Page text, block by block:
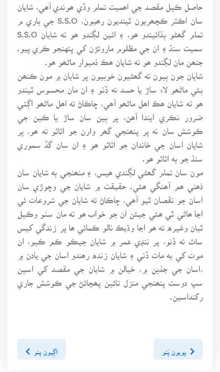
حاصل ڪيل مقصد جي اھميت تمام وڏي ھوندي آھي، شايان
سان اڪثر ڪچھريون ٿينديون رھيون، S.S.O جي باري م
تمام گھڻو ٻڌائيندو ھو، ۽ ائين لڳندو ھو ته شايان S.S.O
سميت سنڌ ۽ ان جي مظلوم ماروئڙن کي پنهنجو ڪري پيو.
جنھن مان لڳندو ھو ته شايان ھڪ ذميوار ماڻھو ھو.
شايان جون ٻيون ته گھڻيون خوبيون پر شايان ۾ مون ڪنھن
ٻئي ماڻھو لاءِ ساڙ يا حسد نه ڏٺو ۽ ان مان محسوس ٿيندو
ھو ته شايان ھڪ اھل ماڻھو آھي، ڇاڪاڻ ته اھل ماڻھو اڳتي
ضرور نڪري ايندا آھن، پر ٻين سان ساڙ يا ڪين جي
ڪوشش سان نه پر پنھنجي گھر وارن جو اثاثو ته ھو، پر
شايان اسان جي خاندان جو اثاثو ھو ۽ ان سان گڏ سموري
سنڌ جو به اثاثو ھو.
مون سان تمام گھڻي لڳندي ھيس، ۽ منھنجي به شايان سان
ذھني ھم آھنگي ھئي. حقيقت ۾ شايان جي وڇوڙي سان
اسان جو نقصان ٿيو آھي، ڇاڪاڻ ته شايان جي شروعات ئي
اڃا ھاڻي ٿي ھئي جيئن ان جو خواب ھو ته مان سٺو وڪيل
ٿيان وغيره ته ھو اڃا وڌيڪ نالو ڪمائي ھا پر زندگي کيس
ساٿ نه ڏنو، پر ننڍي عمر ۾ شايان جيڪو ڪم ڪيو، ان
موت کي به مات ڏني ۽ شايان زنده رھندو اسان جي يادن ۾
،اسان جي جذبن ۾، خيالن ۾ شايان جي مقصد کي اسين
سڀ دوست پنھنجي منزل تائين پھچائڻ جي ڪوشش جاري
رکنداسين.
پويون پَنو اڳيون پنو